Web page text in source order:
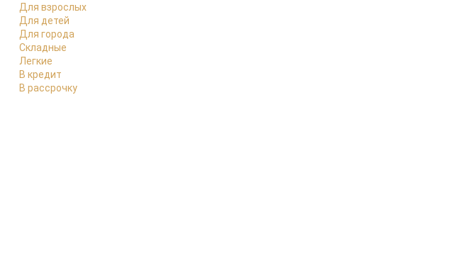
Для взрослых
Для детей
Для города
Складные
Легкие
В кредит
В рассрочку